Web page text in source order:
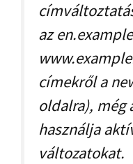
az
címekről a
oldalra), még
használja
változatokat.